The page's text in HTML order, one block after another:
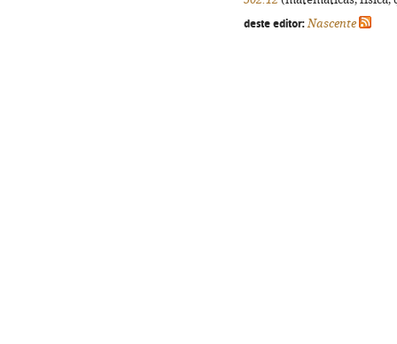
deste editor: Nascente